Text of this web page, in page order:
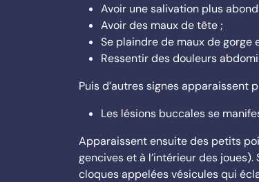
Avoir une salivation plus
Avoir des maux de tête ;
Se plaindre de maux de gorge
Ressentir des douleurs
Puis d’autres signes apparaissent
Les lésions buccales se
Apparaissent ensuite des petits
gencives et à l’intérieur des
cloques appelées vésicules qui